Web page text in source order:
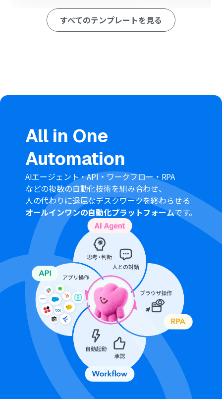
AIワーカーのオペレーション設定では、回答の目的や内容
に応じて、AIへの指示（マニュアル）や使用するツールを
任意で設定することが可能です。
間隔を選択できます。
法
」をご参照ください。
AIワーカーの同時実行数・作成可能なAIワーカー数・利用
可能なAIモデルはご契約中のプランによって異なりま
す。
AIワーカー内でご利用いただけるアプリやオペレーション
等はフローボットの利用制限と同様です。
AIワーカーは、テスト実行でも本番実行と同様にタスクを
消費しますのでご注意ください。詳細は「【AIワーカー】
タスク実行数の計算方法」ご参照ください。
AIワーカーはマニュアルを詳細に設定することで適切な処
理を実行しやすくなります。詳細は「
【AIワーカー】マニ
ュアルの作成方法
」をご参照ください。
AIワーカーで大容量のデータを処理する場合、処理件数に
応じて膨大なタスクを消費する可能性があるためご注意
ください。
すべてのテンプレートを見る
All in One
Automation
AIエージェント・API・ワークフロー・RPA
などの複数の自動化技術を組み合わせ、
人の代わりに退屈なデスクワークを終わらせる
オールインワンの自動化プラットフォームです。